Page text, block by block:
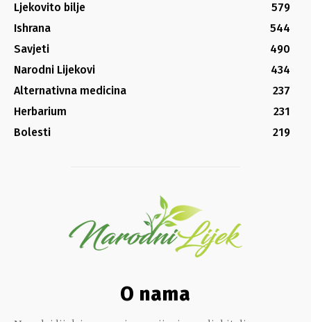
Ljekovito bilje
579
Ishrana
544
Savjeti
490
Narodni Lijekovi
434
Alternativna medicina
237
Herbarium
231
Bolesti
219
O nama